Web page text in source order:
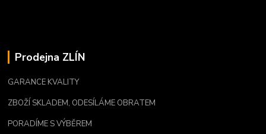
Prodejna ZLÍN
GARANCE KVALITY
ZBOŽÍ SKLADEM, ODESÍLÁME OBRATEM
PORADÍME S VÝBĚREM